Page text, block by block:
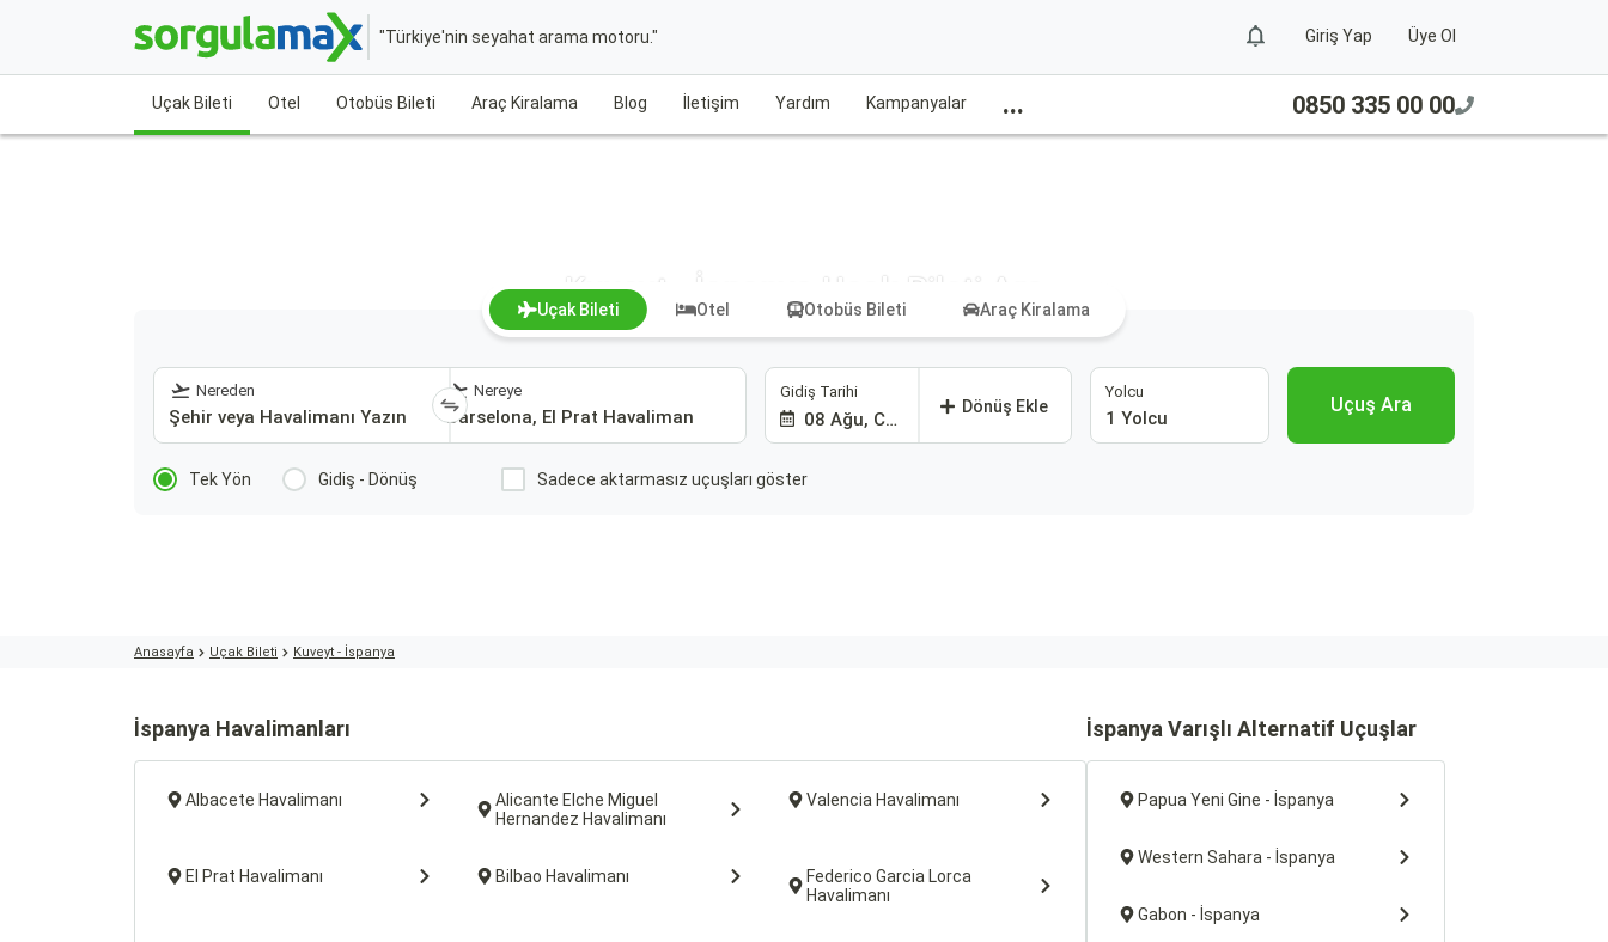
"Türkiye'nin seyahat arama motoru." Giriş Yap Üye Ol
Uçak Bileti Otel Otobüs Bileti Araç Kiralama Blog İletişim Yardım Kampanyalar ... 0850 335 00 00
Kuveyt - İspanya Uçak Bileti Ara
Uçak Bileti Otel Otobüs Bileti Araç Kiralama
Nereden Nereye Gidiş Tarihi
08 Ağu, Cmt
Dönüş Ekle
Yolcu
1 Yolcu
Uçuş Ara
Tek Yön Gidiş - Dönüş Sadece aktarmasız uçuşları göster
Anasayfa Uçak Bileti Kuveyt - İspanya
İspanya Havalimanları
Albacete Havalimanı
Alicante Elche Miguel
Hernandez Havalimanı
Valencia Havalimanı
El Prat Havalimanı Bilbao Havalimanı
Federico Garcia Lorca
Havalimanı
İspanya Varışlı Alternatif Uçuşlar
Papua Yeni Gine - İspanya
Western Sahara - İspanya
Gabon - İspanya